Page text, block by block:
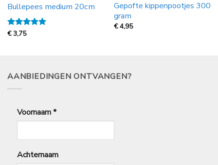
Bullepees medium 20cm
Gewaardeerd
€3,75
Gepofte kippenpootjes 300
gram
€4,95
AANBIEDINGEN ONTVANGEN?
Voornaam*
Achternaam